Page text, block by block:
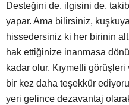
Desteğini de, ilgisini de,
yapar. Ama bilirsiniz,
hissedersiniz ki her birinin
hak ettiğinize inanmasa
kadar olur. Kıymetli
bir kez daha teşekkür
yeri gelince dezavantaj